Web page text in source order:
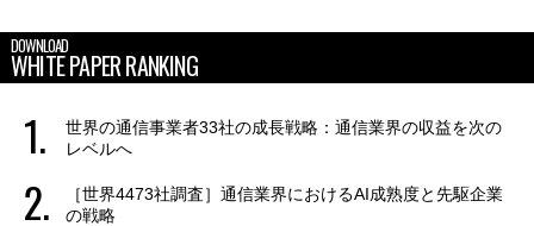
DOWNLOAD
WHITE PAPER RANKING
世界の通信事業者33社の成長戦略：通信業界の収益を次の
レベルへ
［世界4473社調査］通信業界におけるAI成熟度と先駆企業
の戦略